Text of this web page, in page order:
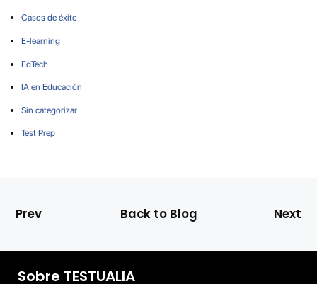
Casos de éxito
E-learning
EdTech
IA en Educación
Sin categorizar
Test Prep
Prev Back to Blog Next
Sobre TESTUALIA